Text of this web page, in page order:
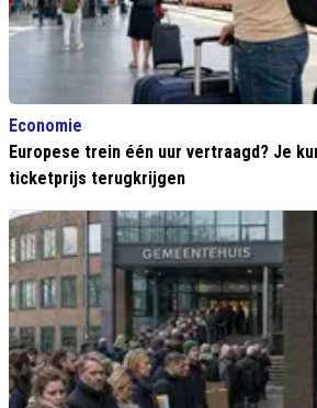
Economie
Europese trein één uur vertraagd? Je
ticketprijs terugkrijgen